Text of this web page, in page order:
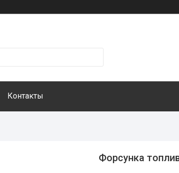
Контакты
Форсунка